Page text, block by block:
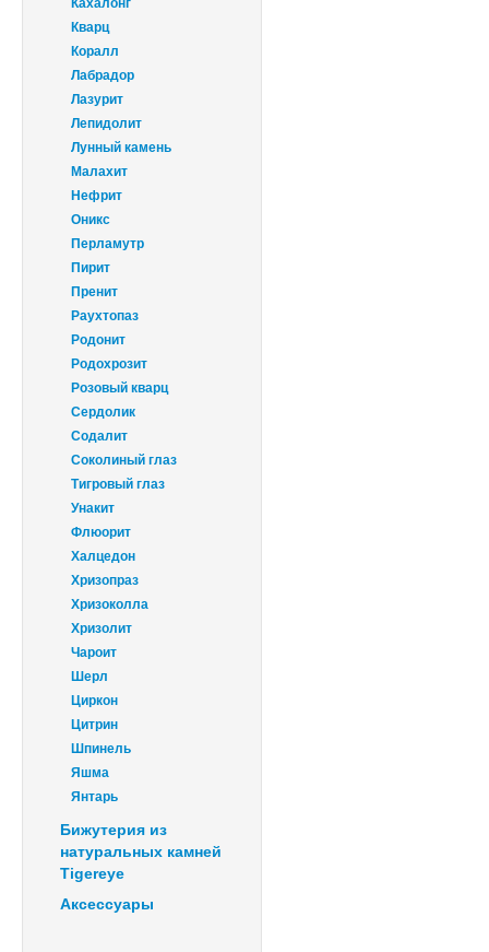
Кахалонг
Кварц
Коралл
Лабрадор
Лазурит
Лепидолит
Лунный камень
Малахит
Нефрит
Оникс
Перламутр
Пирит
Пренит
Раухтопаз
Родонит
Родохрозит
Розовый кварц
Сердолик
Содалит
Соколиный глаз
Тигровый глаз
Унакит
Флюорит
Халцедон
Хризопраз
Хризоколла
Хризолит
Чароит
Шерл
Циркон
Цитрин
Шпинель
Яшма
Янтарь
Бижутерия из
натуральных камней
Tigereye
Аксессуары